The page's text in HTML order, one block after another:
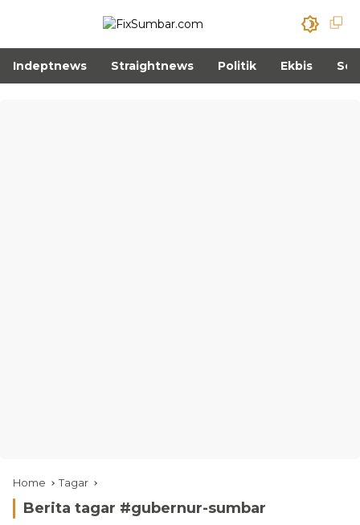
Indeptnews Straightnews Politik Ekbis
Home Tagar
Berita tagar #gubernur-sumbar